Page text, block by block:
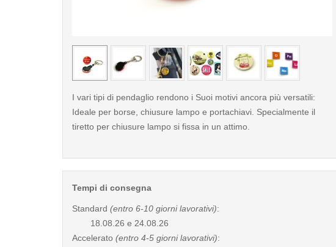
< /picture>
I vari tipi di pendaglio rendono i Suoi motivi ancora più versatili:
Ideale per borse, chiusure lampo e portachiavi. Specialmente il
tiretto per chiusure lampo si fissa in un attimo.
Tempi di consegna
Standard (entro 6-10 giorni lavorativi):
18.08.26 e 24.08.26
Accelerato (entro 4-5 giorni lavorativi):